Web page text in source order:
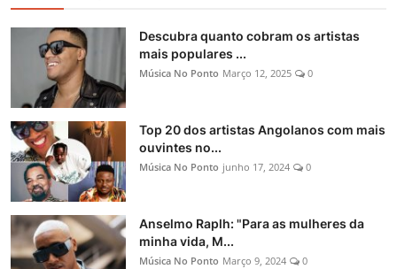
Descubra quanto cobram os artistas
mais populares ...
Música No Ponto Março 12, 2025 0
Top 20 dos artistas Angolanos com mais
ouvintes no...
Música No Ponto junho 17, 2024 0
Anselmo Raplh: "Para as mulheres da
minha vida, M...
Música No Ponto Março 9, 2024 0